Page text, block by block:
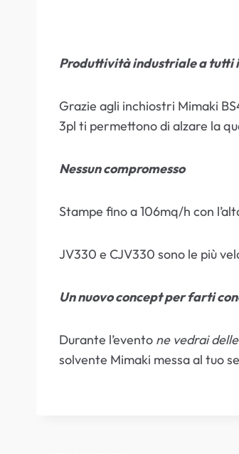
Produttività industriale a tutti
Grazie agli inchiostri Mimaki
3pl ti permettono di alzare la
Nessun compromesso
Stampe fino a 106mq/h con
JV330 e CJV330 sono le più
Un nuovo concept per farti
Durante l’evento ne vedrai
solvente Mimaki messa al tuo